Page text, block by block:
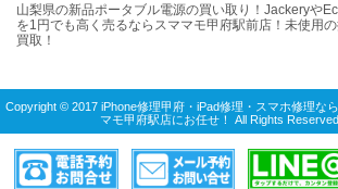
山梨県の新品ポータブル電源の買い取り！Jackeryや
を1円でも高く売るならスママモ甲府駅前店！未使用
買取！
Copyright © 2017 iPhone修理甲府・iPad修理・スマホ修理な
マモ甲府駅店にお任せ！
All Rights Reserved.